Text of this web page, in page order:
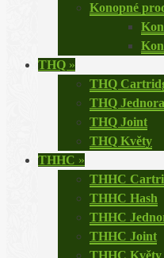
Konopné
THQ »
THQ
THQ
THQ Joint
THQ Květy
THHC »
THHC
THHC Hash
THHC
THHC Joint
THHC Květy